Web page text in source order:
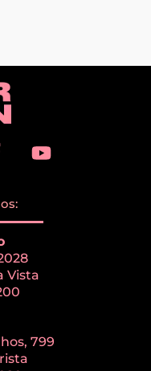
Vista
799